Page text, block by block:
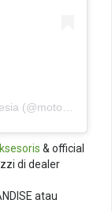
A post shared by Motoplex Medan Indonesia (@motoplexindo)
& official
di dealer
atau